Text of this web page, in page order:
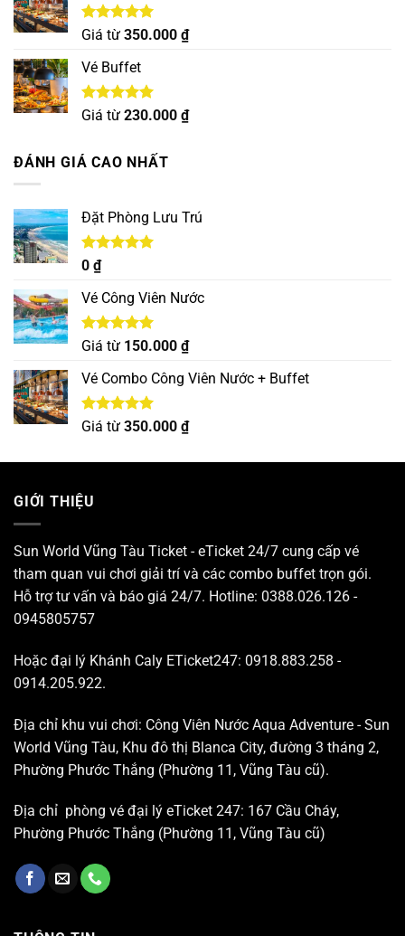
Được xếp
5 sao
Giá từ 350.000 ₫
Vé Buffet
Được xếp
Giá từ 230.000 ₫
ĐÁNH GIÁ CAO NHẤT
Đặt Phòng Lưu Trú
Được xếp
hạng
5 sao
0 ₫
Vé Công Viên Nước
Được xếp
5 sao
Giá từ 150.000 ₫
Vé Combo Công Viên Nước + Buffet
Được xếp
Giá từ 350.000 ₫
GIỚI THIỆU
Sun World Vũng Tàu Ticket - eTicket 24/7 cung cấp vé
tham quan vui chơi giải trí và các combo buffet trọn gói.
Hỗ trợ tư vấn và báo giá 24/7. Hotline: 0388.026.126 -
0945805757
Hoặc đại lý Khánh Caly ETicket247: 0918.883.258 -
0914.205.922.
Địa chỉ khu vui chơi: Công Viên Nước Aqua Adventure - Sun
World Vũng Tàu, Khu đô thị Blanca City, đường 3 tháng 2,
Phường Phước Thắng (Phường 11, Vũng Tàu cũ).
Địa chỉ phòng vé đại lý eTicket 247: 167 Cầu Cháy,
Phường Phước Thắng (Phường 11, Vũng Tàu cũ)